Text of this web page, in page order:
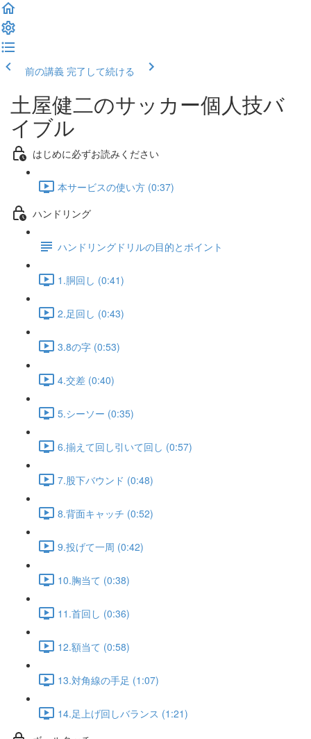
前の講義 完了して続ける
土屋健二のサッカー個人技バ
イブル
はじめに必ずお読みください
本サービスの使い方 (0:37)
ハンドリング
ハンドリングドリルの目的とポイント
1.胴回し (0:41)
2.足回し (0:43)
3.8の字 (0:53)
4.交差 (0:40)
5.シーソー (0:35)
6.揃えて回し引いて回し (0:57)
7.股下バウンド (0:48)
8.背面キャッチ (0:52)
9.投げて一周 (0:42)
10.胸当て (0:38)
11.首回し (0:36)
12.額当て (0:58)
13.対角線の手足 (1:07)
14.足上げ回しバランス (1:21)